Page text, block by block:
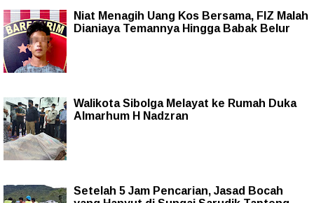
Niat Menagih Uang Kos Bersama, FIZ Malah
Dianiaya Temannya Hingga Babak Belur
Walikota Sibolga Melayat ke Rumah Duka
Almarhum H Nadzran
Setelah 5 Jam Pencarian, Jasad Bocah